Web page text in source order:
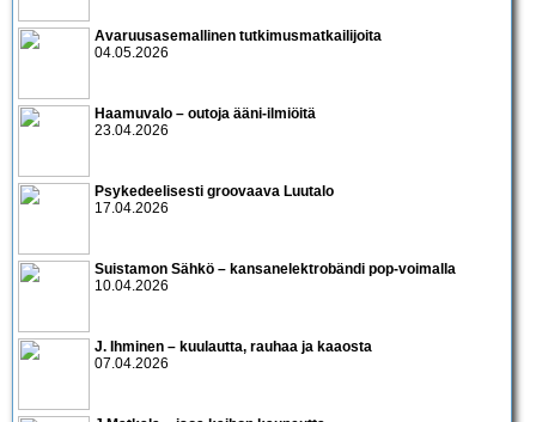
Avaruusasemallinen tutkimusmatkailijoita
04.05.2026
Haamuvalo – outoja ääni-ilmiöitä
23.04.2026
Psykedeelisesti groovaava Luutalo
17.04.2026
Suistamon Sähkö – kansanelektrobändi pop-voimalla
10.04.2026
J. Ihminen – kuulautta, rauhaa ja kaaosta
07.04.2026